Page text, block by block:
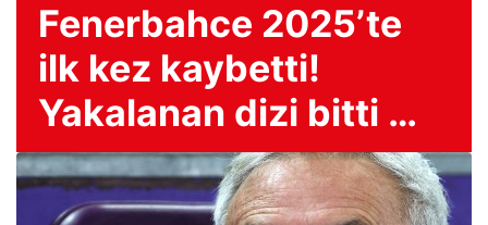
Fenerbahce 2025’te
ilk kez kaybetti!
Yakalanan dizi bitti …